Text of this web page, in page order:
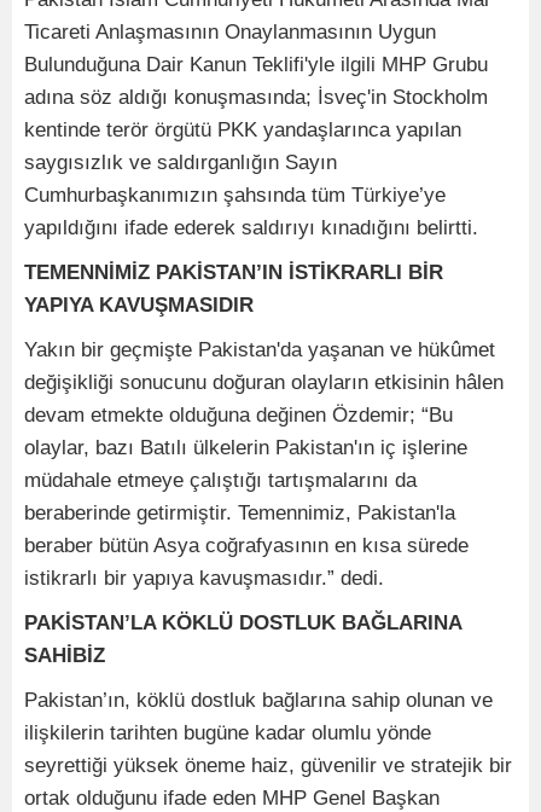
Ticareti Anlaşmasının Onaylanmasının Uygun
Bulunduğuna Dair Kanun Teklifi'yle ilgili MHP Grubu
adına söz aldığı konuşmasında; İsveç'in Stockholm
kentinde terör örgütü PKK yandaşlarınca yapılan
saygısızlık ve saldırganlığın Sayın
Cumhurbaşkanımızın şahsında tüm Türkiye’ye
yapıldığını ifade ederek saldırıyı kınadığını belirtti.
TEMENNİMİZ PAKİSTAN’IN İSTİKRARLI BİR
YAPIYA KAVUŞMASIDIR
Yakın bir geçmişte Pakistan'da yaşanan ve hükûmet
değişikliği sonucunu doğuran olayların etkisinin hâlen
devam etmekte olduğuna değinen Özdemir; “Bu
olaylar, bazı Batılı ülkelerin Pakistan'ın iç işlerine
müdahale etmeye çalıştığı tartışmalarını da
beraberinde getirmiştir. Temennimiz, Pakistan'la
beraber bütün Asya coğrafyasının en kısa sürede
istikrarlı bir yapıya kavuşmasıdır.” dedi.
PAKİSTAN’LA KÖKLÜ DOSTLUK BAĞLARINA
SAHİBİZ
Pakistan’ın, köklü dostluk bağlarına sahip olunan ve
ilişkilerin tarihten bugüne kadar olumlu yönde
seyrettiği yüksek öneme haiz, güvenilir ve stratejik bir
ortak olduğunu ifade eden MHP Genel Başkan